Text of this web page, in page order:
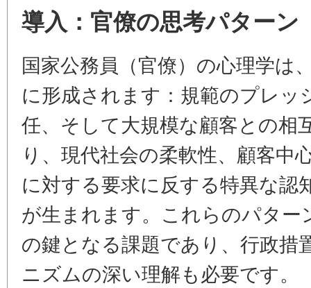
導入：官僚の思考パターン
国家公務員（官僚）の心理学は
に形成されます：規範のプレッ
任、そして大規模な顧客との相
り、現代社会の柔軟性、顧客中
に対する要求に反する特異な認
が生まれます。これらのパター
の鍵となる課題であり、行政措
ニズムの深い理解も必要です。